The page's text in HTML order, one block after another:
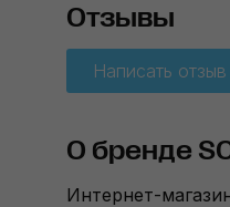
Отзывы
Написать отзыв
О бренде
Интернет-